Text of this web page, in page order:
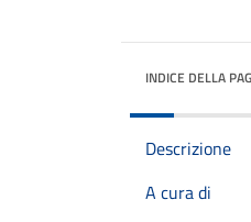
INDICE DELLA
Descrizione
A cura di